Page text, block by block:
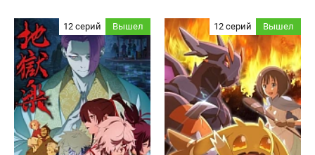
12 серий Вышел 12 серий Вышел